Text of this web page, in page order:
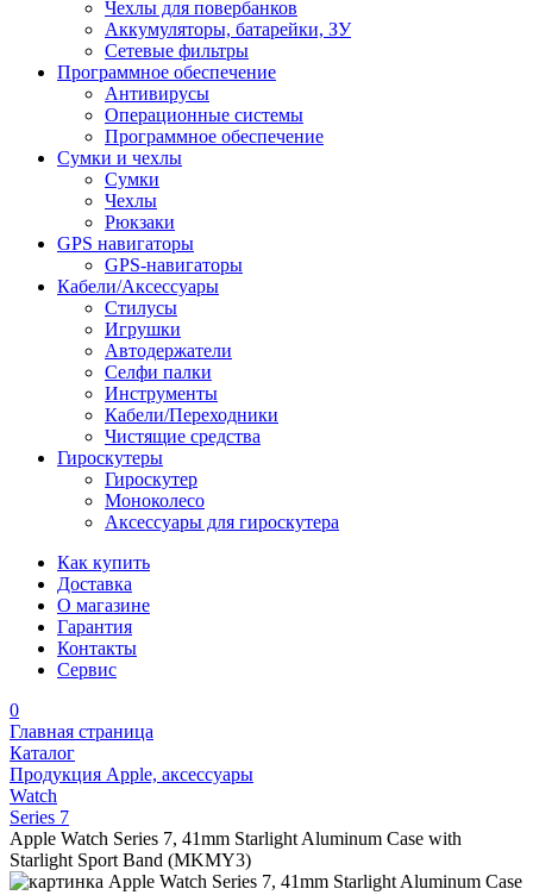
Чехлы для повербанков
Аккумуляторы, батарейки, ЗУ
Сетевые фильтры
Программное обеспечение
Антивирусы
Операционные системы
Программное обеспечение
Сумки и чехлы
Сумки
Чехлы
Рюкзаки
GPS навигаторы
GPS-навигаторы
Кабели/Аксессуары
Стилусы
Игрушки
Автодержатели
Селфи палки
Инструменты
Кабели/Переходники
Чистящие средства
Гироскутеры
Гироскутер
Моноколесо
Аксессуары для гироскутера
Как купить
Доставка
О магазине
Гарантия
Контакты
Сервис
0
Главная страница
Каталог
Продукция Apple, аксессуары
Watch
Series 7
Apple Watch Series 7, 41mm Starlight Aluminum Case with
Starlight Sport Band (MKMY3)